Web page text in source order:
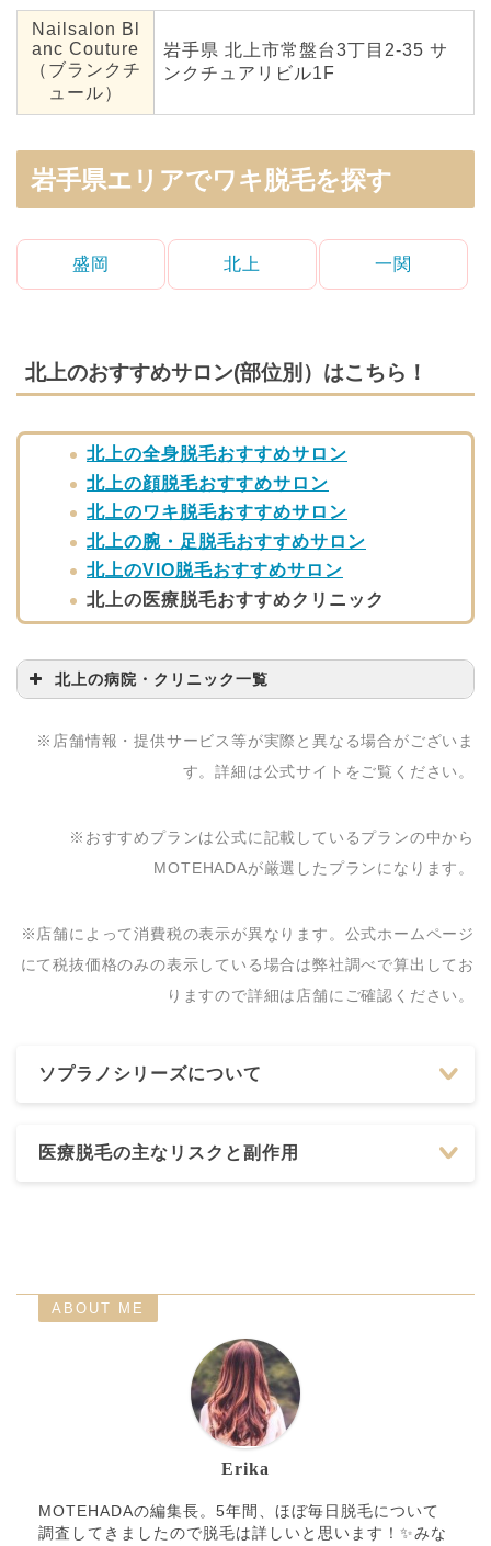
Nailsalon Bl
anc Couture
（ブランクチ
ュール）
岩手県 北上市常盤台3丁目2-35 サ
ンクチュアリビル1F
岩手県エリアでワキ脱毛を探す
盛岡 北上 一関
北上のおすすめサロン(部位別）はこちら！
北上の全身脱毛おすすめサロン
北上の顔脱毛おすすめサロン
北上のワキ脱毛おすすめサロン
北上の腕・足脱毛おすすめサロン
北上のVIO脱毛おすすめサロン
北上の医療脱毛おすすめクリニック
北上の病院・クリニック一覧
0197-72-5711
※店舗情報・提供サービス等が実際と異なる場合がございま
す。詳細は公式サイトをご覧ください。
※おすすめプランは公式に記載しているプランの中から
MOTEHADAが厳選したプランになります。
※店舗によって消費税の表示が異なります。公式ホームページ
にて税抜価格のみの表示している場合は弊社調べで算出してお
りますので詳細は店舗にご確認ください。
ソプラノシリーズについて
医療脱毛の主なリスクと副作用
ABOUT ME
Erika
MOTEHADAの編集長。5年間、ほぼ毎日脱毛について
調査してきましたので脱毛は詳しいと思います！✨みな